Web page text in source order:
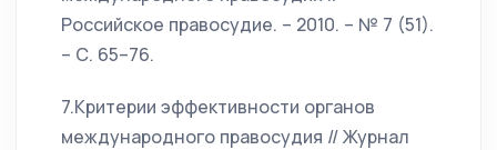
Российское правосудие. – 2010. – № 7 (51).
– С. 65–76.
7.Критерии эффективности органов
международного правосудия // Журнал